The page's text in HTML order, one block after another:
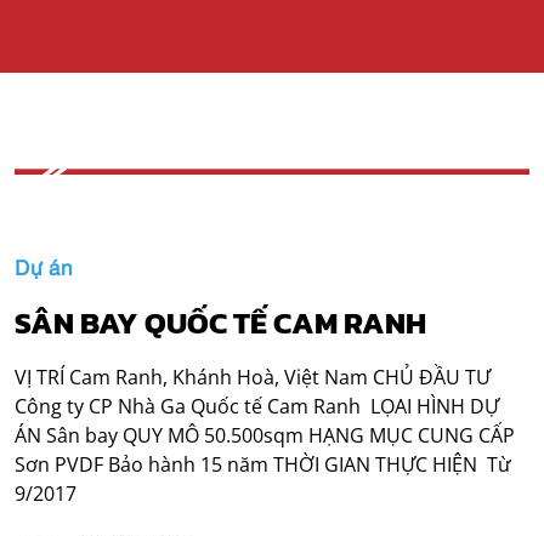
Dự án
SÂN BAY QUỐC TẾ CAM RANH
VỊ TRÍ Cam Ranh, Khánh Hoà, Việt Nam CHỦ ĐẦU TƯ
Công ty CP Nhà Ga Quốc tế Cam Ranh LỌAI HÌNH DỰ
ÁN Sân bay QUY MÔ 50.500sqm HẠNG MỤC CUNG CẤP
Sơn PVDF Bảo hành 15 năm THỜI GIAN THỰC HIỆN Từ
9/2017